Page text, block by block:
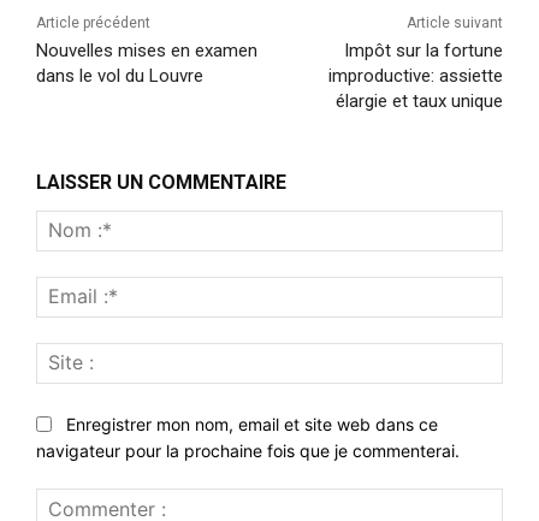
Article précédent
Nouvelles mises en examen
dans le vol du Louvre
Article suivant
Impôt sur la fortune
improductive: assiette
élargie et taux unique
LAISSER UN COMMENTAIRE
:*
:*
:
Enregistrer mon nom, email et site web dans ce
navigateur pour la prochaine fois que je commenterai.